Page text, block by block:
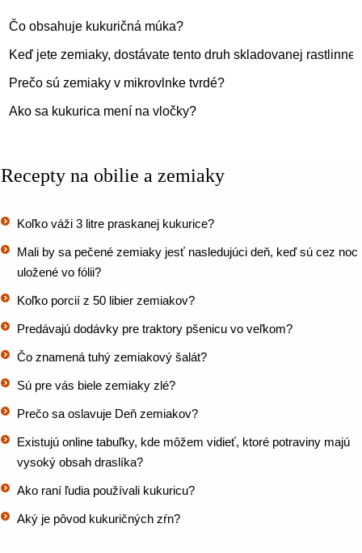
Čo obsahuje kukuričná múka?
Keď jete zemiaky, dostávate tento druh skladovanej rastlinnej
Prečo sú zemiaky v mikrovlnke tvrdé?
Ako sa kukurica mení na vločky?
Recepty na obilie a zemiaky
Koľko váži 3 litre praskanej kukurice?
Mali by sa pečené zemiaky jesť nasledujúci deň, keď sú cez noc
uložené vo fólii?
Koľko porcií z 50 libier zemiakov?
Predávajú dodávky pre traktory pšenicu vo veľkom?
Čo znamená tuhý zemiakový šalát?
Sú pre vás biele zemiaky zlé?
Prečo sa oslavuje Deň zemiakov?
Existujú online tabuľky, kde môžem vidieť, ktoré potraviny majú
vysoký obsah draslíka?
Ako raní ľudia používali kukuricu?
Aký je pôvod kukuričných zŕn?